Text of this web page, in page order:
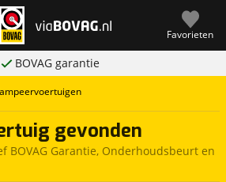
Favorieten
BOVAG garantie
gevonden
BOVAG Garantie, Onderhoudsbeurt en